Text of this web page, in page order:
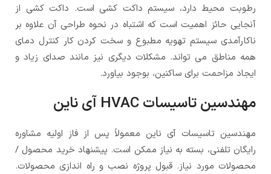
رطوبت محیط دارد، سیستم داکت کشی است. داکت کشی از
آنجایی حائز اهمیت است که اشتباه در نحوه طراحی آن علاوه بر
ناکارآمدی سیستم تهویه مطبوع و سخت کردن کار کنترل دمای
همه مناطق می تواند. مشکلات دیگری نیز مانند صدای زیاد و
ایجاد مزاحمت برای ساکنین، بوجود بیاورد.
مهندسین تاسیسات HVAC آی ناین
مهندسین تاسیسات آی ناین معمولاً پس از فاز اولیه مشاوره
رایگان تلفنی، بسته به نیاز ممکن است. پیشنهاد خرید محصول /
محصولات مورد نیاز. قبول پروژه نصب و راه اندازی محصولات.